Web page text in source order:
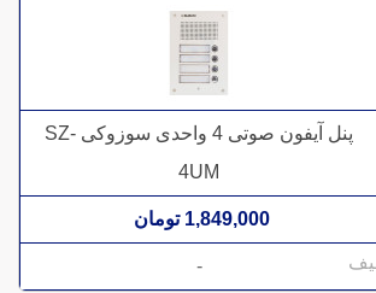
پنل آیفون صوتی 4 واحدی سوزوکی SZ-
4UM
1,849,000 تومان
-